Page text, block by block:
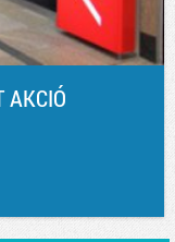
AKCIÓ